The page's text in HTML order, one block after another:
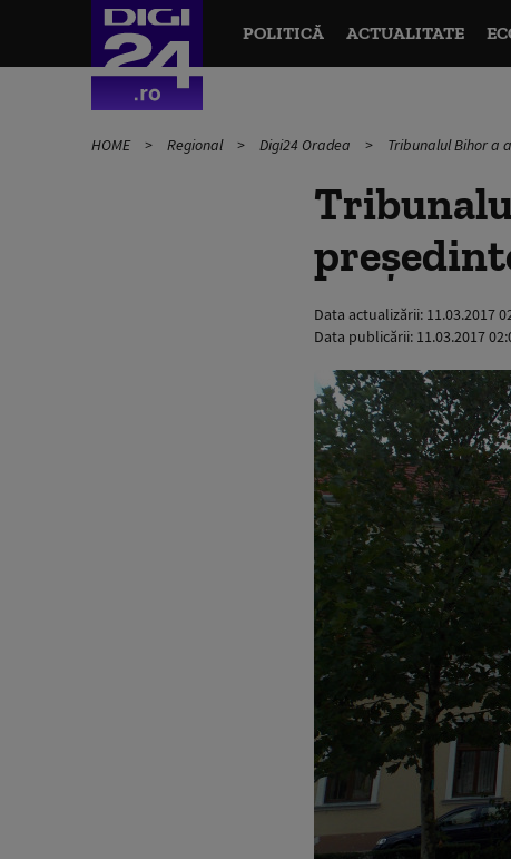
POLITICĂ ACTUALITATE
HOME Regional Digi24 Oradea Tribunalul Bihor a
Data actualizării: 11.03.2017
Data publicării: 11.03.2017